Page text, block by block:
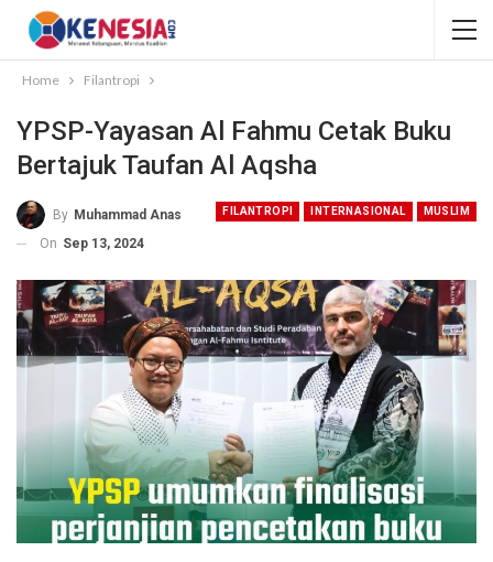
Home Filantropi
YPSP-Yayasan Al Fahmu Cetak Buku
Bertajuk Taufan Al Aqsha
FILANTROPI INTERNASIONAL MUSLIM
By Muhammad Anas
On Sep 13, 2024